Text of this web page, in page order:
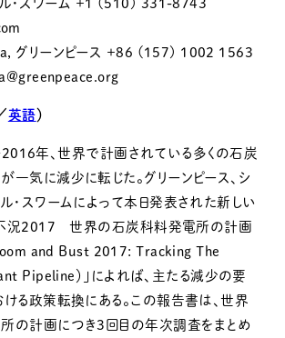
ル・スワーム +1 (510) 331-8743
グリーンピース +86 (157) 1002 1563
英語 ）
2016年、世界で計画されている多くの石炭
一気に減少に転じた。グリーンピース、シ
ル・スワームによって本日発表された新しい
況2017 世界の石炭科料発電所の計画
and Bust 2017: Tracking The
Pipeline）」によれば、主たる減少の要
ける政策転換にある。この報告書は、世界
の計画につき3回目の年次調査をまとめ